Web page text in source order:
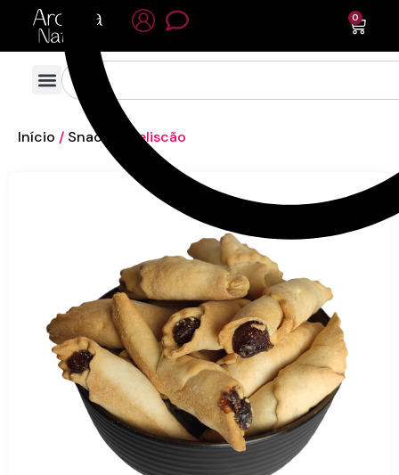
0
Início / Snacks / Beliscão